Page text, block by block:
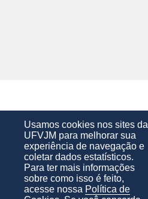
Usamos cookies nos sites da
UFVJM para melhorar sua
experiência de navegação e
coletar dados estatísticos.
Para ter mais informações
sobre como isso é feito,
acesse nossa Política de